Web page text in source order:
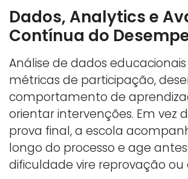
Dados, Analytics e
Contínua do
Análise de dados
métricas de participação,
comportamento de
orientar intervenções. Em vez
prova final, a escola
longo do processo e age
dificuldade vire reprovação ou